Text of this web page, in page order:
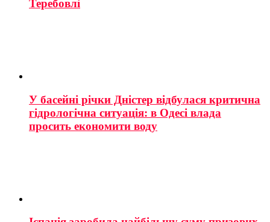
Теребовлі
У басейні річки Дністер відбулася критична
гідрологічна ситуація: в Одесі влада
просить економити воду